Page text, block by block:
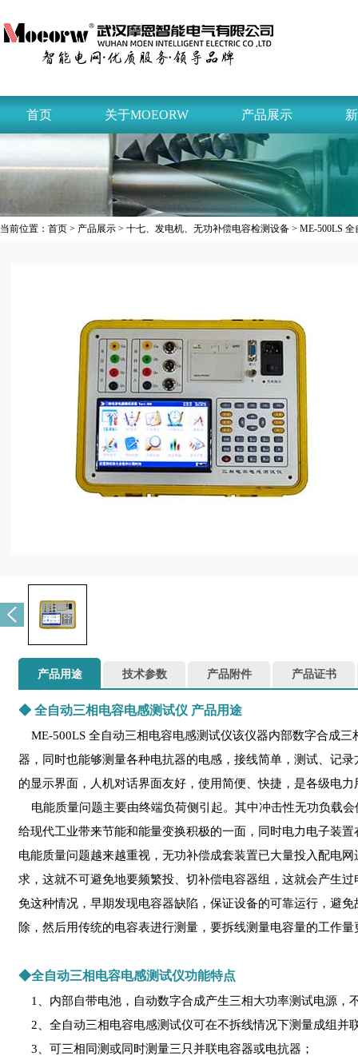
首页 关于MOEORW 产品展示
当前位置： 首页 > 产品展示 > 十七、发电机、无功补偿电容检测设备 > ME-500LS
产品用途 技术参数 产品附件 产品证书
◆ 全自动三相电容电感测试仪 产品用途
ME-500LS 全自动三相电容电感测试仪该仪器内部数字合成
器，同时也能够测量各种电抗器的电感，接线简单，测试、记
的显示界面，人机对话界面友好，使用简便、快捷，是各级电
电能质量问题主要由终端负荷侧引起。其中冲击性无功负载
给现代工业带来节能和能量变换积极的一面，同时电力电子装
电能质量问题越来越重视，无功补偿成套装置已大量投入配电
求，这就不可避免地要频繁投、切补偿电容器组，这就会产生
免这种情况，早期发现电容器缺陷，保证设备的可靠运行，避
除，然后用传统的电容表进行测量，要拆线测量电容量的工作
◆全自动三相电容电感测试仪功能特点
1、内部自带电池，自动数字合成产生三相大功率测试电源，
2、全自动三相电容电感测试仪可在不拆线情况下测量成组并
3、可三相同测或同时测量三只并联电容器或电抗器；